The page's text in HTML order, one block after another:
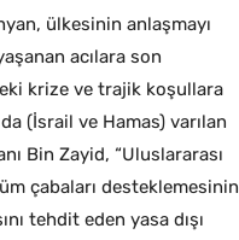
ülkesinin anlaşmayı
acılara son
krize ve trajik koşullara
(İsrail ve Hamas) varılan
Bin Zayid, “Uluslararası
çabaları desteklemesinin
tehdit eden yasa dışı